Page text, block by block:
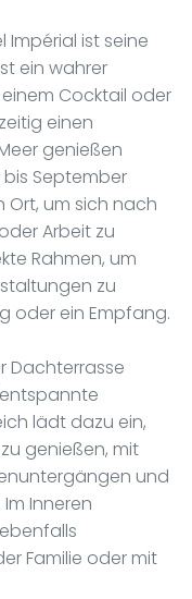
Impérial ist seine
ein wahrer
Cocktail oder
einen
genießen
bis September
um sich nach
Arbeit zu
Rahmen, um
zu
oder ein Empfang.
Dachterrasse
lädt dazu ein,
genießen, mit
und
Inneren
Familie oder mit